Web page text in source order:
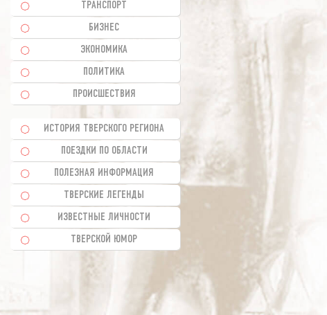
ТРАНСПОРТ
БИЗНЕС
ЭКОНОМИКА
ПОЛИТИКА
ПРОИСШЕСТВИЯ
ИСТОРИЯ ТВЕРСКОГО РЕГИОНА
ПОЕЗДКИ ПО ОБЛАСТИ
ПОЛЕЗНАЯ ИНФОРМАЦИЯ
ТВЕРСКИЕ ЛЕГЕНДЫ
ИЗВЕСТНЫЕ ЛИЧНОСТИ
ТВЕРСКОЙ ЮМОР